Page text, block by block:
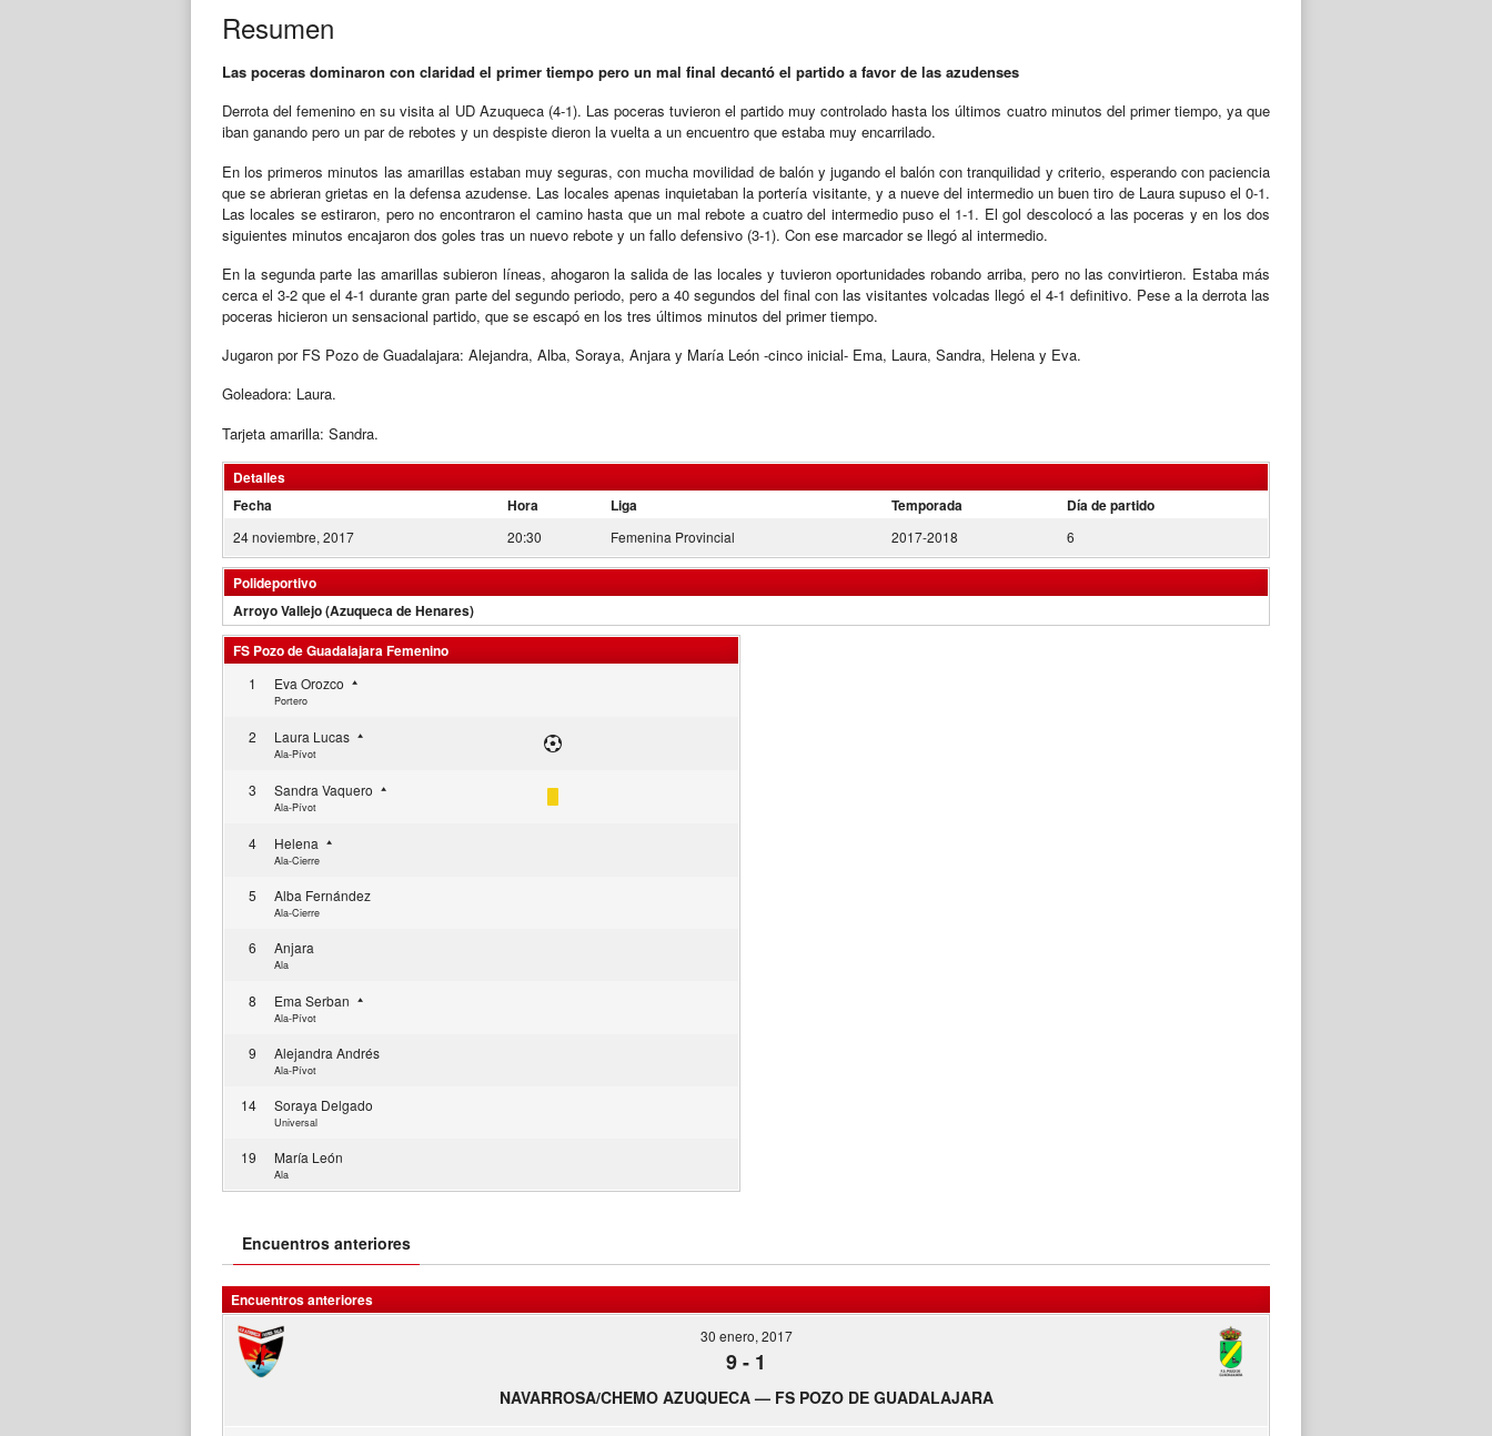
Resumen
Las poceras dominaron con claridad el primer tiempo pero un mal final decantó el partido a favor de las azudenses
Derrota del femenino en su visita al UD Azuqueca (4-1). Las poceras tuvieron el partido muy controlado hasta los últimos cuatro minutos del primer tiempo, ya que
iban ganando pero un par de rebotes y un despiste dieron la vuelta a un encuentro que estaba muy encarrilado.
En los primeros minutos las amarillas estaban muy seguras, con mucha movilidad de balón y jugando el balón con tranquilidad y criterio, esperando con paciencia
que se abrieran grietas en la defensa azudense. Las locales apenas inquietaban la portería visitante, y a nueve del intermedio un buen tiro de Laura supuso el 0-1.
Las locales se estiraron, pero no encontraron el camino hasta que un mal rebote a cuatro del intermedio puso el 1-1. El gol descolocó a las poceras y en los dos
siguientes minutos encajaron dos goles tras un nuevo rebote y un fallo defensivo (3-1). Con ese marcador se llegó al intermedio.
En la segunda parte las amarillas subieron líneas, ahogaron la salida de las locales y tuvieron oportunidades robando arriba, pero no las convirtieron. Estaba más
cerca el 3-2 que el 4-1 durante gran parte del segundo periodo, pero a 40 segundos del final con las visitantes volcadas llegó el 4-1 definitivo. Pese a la derrota las
poceras hicieron un sensacional partido, que se escapó en los tres últimos minutos del primer tiempo.
Jugaron por FS Pozo de Guadalajara: Alejandra, Alba, Soraya, Anjara y María León -cinco inicial- Ema, Laura, Sandra, Helena y Eva.
Goleadora: Laura.
Tarjeta amarilla: Sandra.
Detalles
Fecha
Hora Liga Temporada Día de partido
24 noviembre, 2017 20:30 Femenina Provincial 2017-2018 6
Polideportivo
Arroyo Vallejo (Azuqueca de Henares)
FS Pozo de Guadalajara Femenino
1 Eva Orozco
Portero
2 Laura Lucas
Ala-Pívot
3 Sandra Vaquero
Ala-Pívot
4 Helena
Ala-Cierre
5 Alba Fernández
Ala-Cierre
6 Anjara
Ala
8 Ema Serban
Ala-Pívot
9 Alejandra Andrés
Ala-Pívot
14 Soraya Delgado
Universal
19 María León
Ala
Encuentros anteriores
Encuentros anteriores
30 enero, 2017
9- 1
NAVARROSA/CHEMO AZUQUECA — FS POZO DE GUADALAJARA